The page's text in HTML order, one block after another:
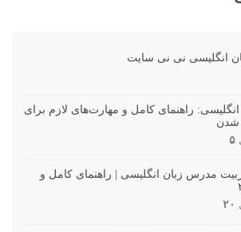
انگلیسی نی نی سایت
راهنمای کامل و مهارت‌های لازم برای
شدن
۵
مدرس زبان انگلیسی | راهنمای کامل و
۲۰